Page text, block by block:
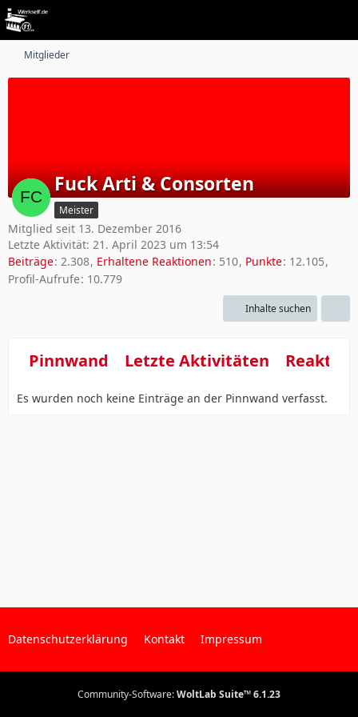
Mitglieder
Fuck Arti & Consorten
Meister
Mitglied seit 13. Dezember 2016
Letzte Aktivität: 21. April 2023 um 13:54
Beiträge 2.308 Erhaltene Reaktionen 510 Punkte 12.105
Profil-Aufrufe 10.779
Inhalte suchen
Pinnwand Letzte Aktivitäten
Es wurden noch keine Einträge an der Pinnwand verfasst.
Datenschutzerklärung Kontakt Impressum
Community-Software:WoltLab Suite™ 6.1.23